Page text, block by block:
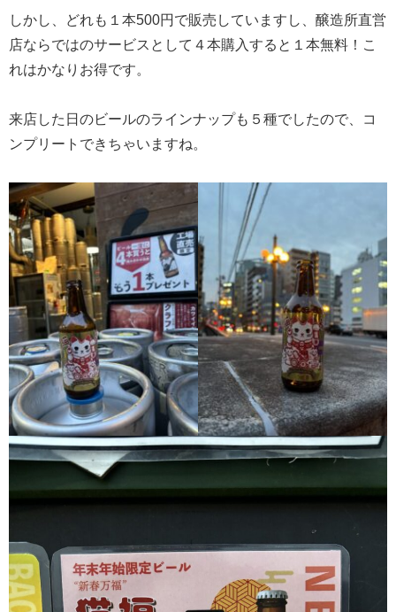
しかし、どれも１本500円で販売していますし、醸造所直営
店ならではのサービスとして４本購入すると１本無料！こ
れはかなりお得です。
来店した日のビールのラインナップも５種でしたので、コ
ンプリートできちゃいますね。